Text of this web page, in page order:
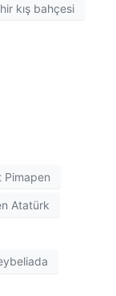
kış bahçesi
Pimapen
Atatürk